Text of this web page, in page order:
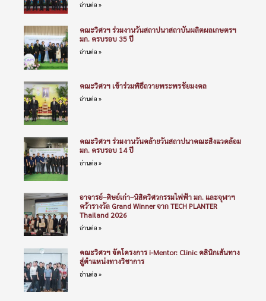
อ่านต่อ »
คณะวิศวฯ ร่วมงานวันสถาปนาสถาบันผลิตผลเกษตรฯ
มก. ครบรอบ 35 ปี
อ่านต่อ »
คณะวิศวฯ เข้าร่วมพิธีถวายพระพรชัยมงคล
อ่านต่อ »
คณะวิศวฯ ร่วมงานวันคล้ายวันสถาปนาคณะสิ่งแวดล้อม
มก. ครบรอบ 14 ปี
อ่านต่อ »
อาจารย์–ศิษย์เก่า–นิสิตวิศวกรรมไฟฟ้า มก. และจุฬาฯ
คว้ารางวัล Grand Winner จาก TECH PLANTER
Thailand 2026
อ่านต่อ »
คณะวิศวฯ จัดโครงการ i-Mentor: Clinic คลินิกเส้นทาง
สู่ตำแหน่งทางวิชาการ
อ่านต่อ »